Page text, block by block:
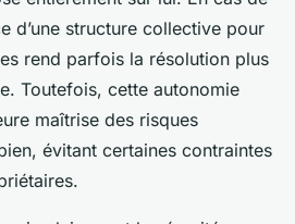
d’une structure collective pour
rend parfois la résolution plus
Toutefois, cette autonomie
maîtrise des risques
évitant certaines contraintes